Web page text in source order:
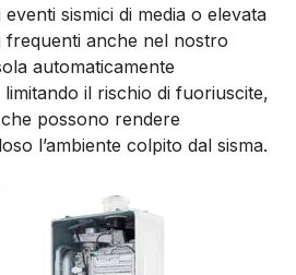
eventi sismici di media o elevata
frequenti anche nel nostro
automaticamente
limitando il rischio di fuoriuscite,
possono rendere
l’ambiente colpito dal sisma.